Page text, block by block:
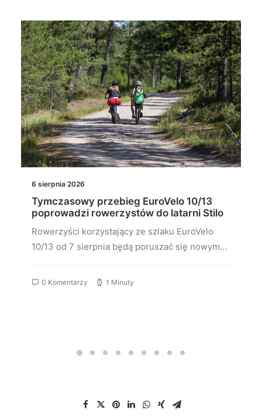
6 sierpnia 2026
Tymczasowy przebieg EuroVelo 10/13
poprowadzi rowerzystów do latarni Stilo
Rowerzyści korzystający ze szlaku EuroVelo
10/13 od 7 sierpnia będą poruszać się nowym…
0 Komentarzy 1 Minuty